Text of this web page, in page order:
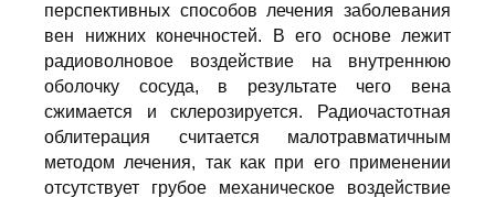
перспективных способов лечения заболевания
вен нижних конечностей. В его основе лежит
радиоволновое воздействие на внутреннюю
оболочку сосуда, в результате чего вена
сжимается и склерозируется. Радиочастотная
облитерация считается малотравматичным
методом лечения, так как при его применении
отсутствует грубое механическое воздействие